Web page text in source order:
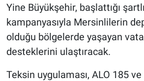
Yine Büyükşehir, başlattığı
kampanyasıyla Mersinlilerin
olduğu bölgelerde yaşayan
desteklerini ulaştıracak.
Teksin uygulaması, ALO 185